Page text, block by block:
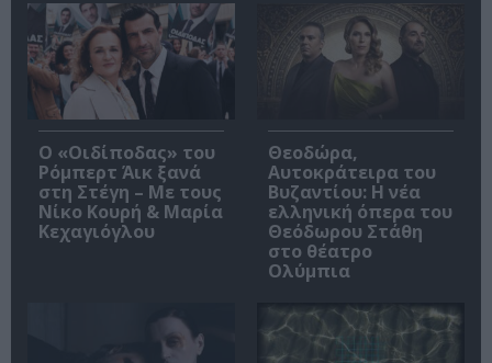
O «Οιδίποδας» του
Ρόμπερτ Άικ ξανά
στη Στέγη – Με τους
Νίκο Κουρή & Μαρία
Κεχαγιόγλου
Θεοδώρα,
Αυτοκράτειρα του
Βυζαντίου: Η νέα
ελληνική όπερα του
Θεόδωρου Στάθη
στο θέατρο
Ολύμπια